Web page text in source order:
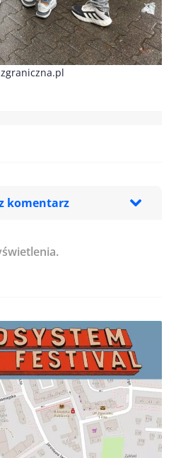
komentarz
w tej przeglądarce podczas